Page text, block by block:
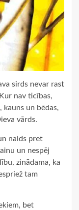
sirds nevar rast
nav ticības,
kauns un bēdas,
vārds.
naids pret
un nespēj
zinādama, ka
tam
bet